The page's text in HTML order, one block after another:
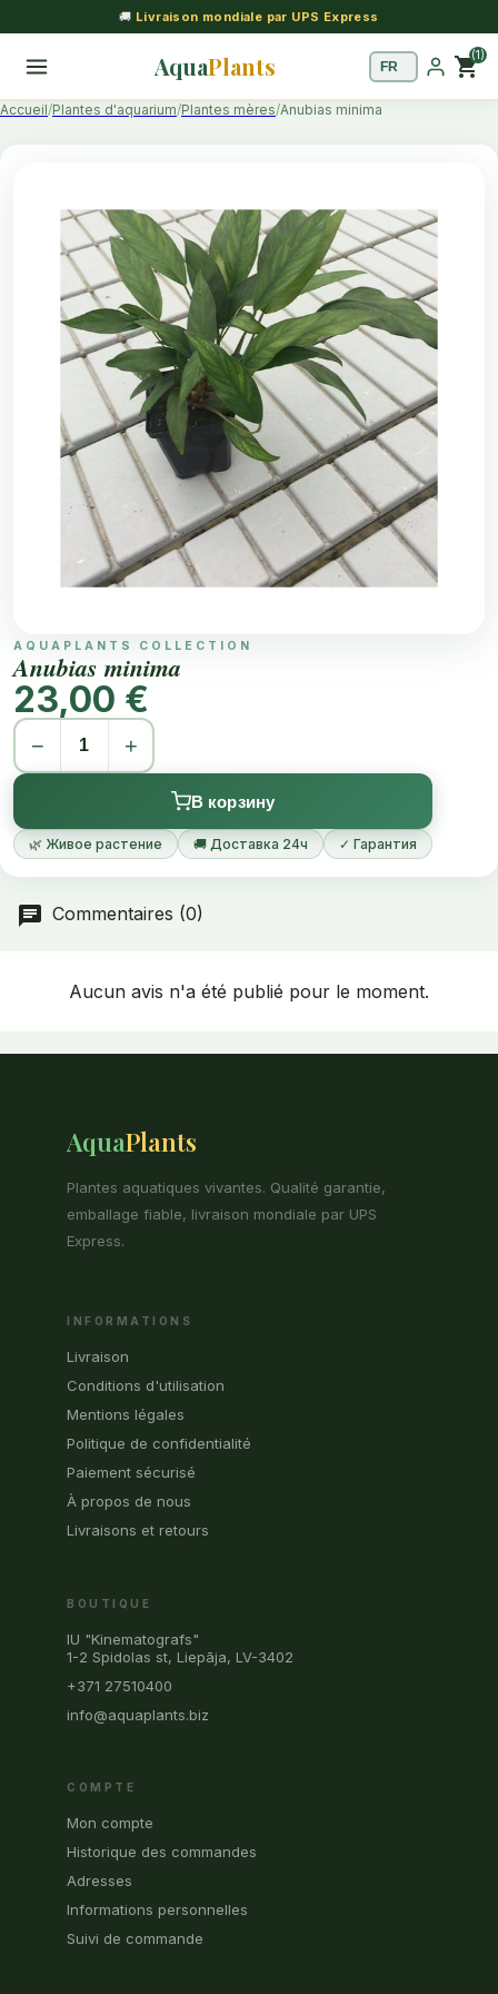
🚚 Livraison mondiale par UPS Express
AquaPlants shopping_cart(1)
Accueil Plantes d'aquarium Plantes mères Anubias minima
AQUAPLANTS COLLECTION
Anubias minima
23,00 €
− +
В корзину
🌿 Живое растение 🚚 Доставка 24ч ✓ Гарантия
Commentaires (0)
Aucun avis n'a été publié pour le moment.
AquaPlants
Plantes aquatiques vivantes. Qualité garantie,
emballage fiable, livraison mondiale par UPS
Express.
INFORMATIONS
Livraison
Conditions d'utilisation
Mentions légales
Politique de confidentialité
Paiement sécurisé
À propos de nous
Livraisons et retours
BOUTIQUE
IU "Kinematografs"
1-2 Spidolas st, Liepāja, LV-3402
+371 27510400
info@aquaplants.biz
COMPTE
Mon compte
Historique des commandes
Adresses
Informations personnelles
Suivi de commande